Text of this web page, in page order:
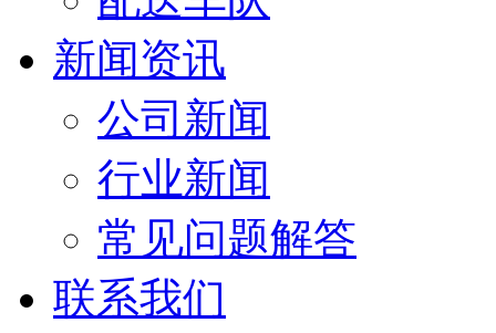
新闻资讯
公司新闻
行业新闻
常见问题解答
联系我们